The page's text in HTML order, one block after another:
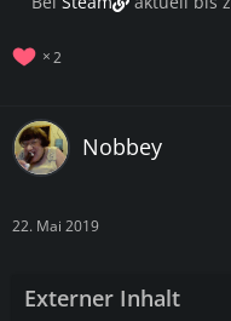
2
Nobbey
22. Mai 2019
Externer Inhalt